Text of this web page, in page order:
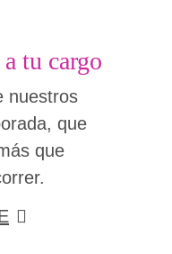
tu cargo
nuestros
que
que